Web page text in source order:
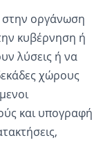
στην οργάνωση
κυβέρνηση ή
λύσεις ή να
χώρους
και υπογραφή